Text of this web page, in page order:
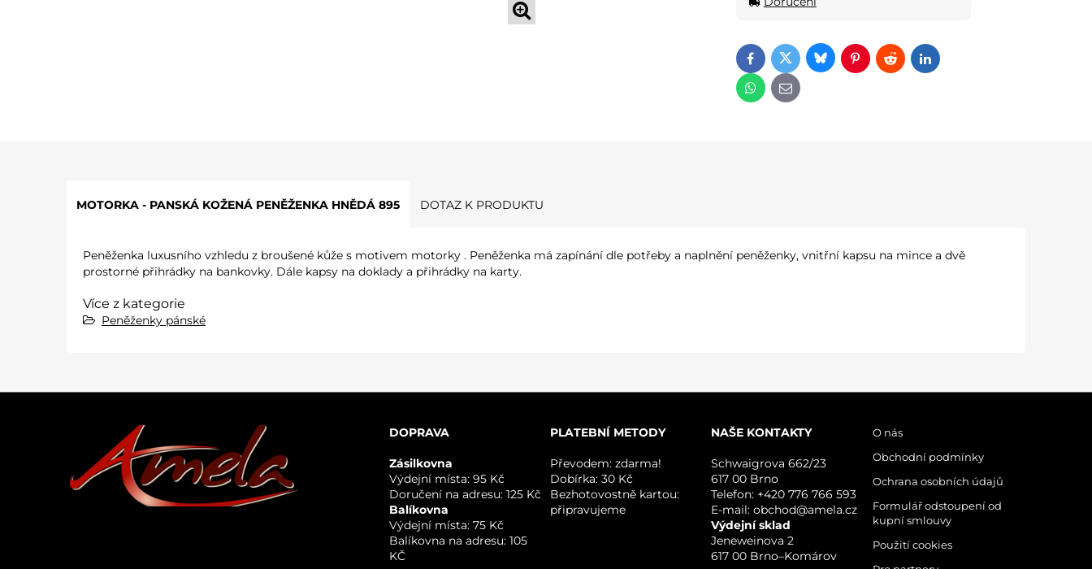
FacebookTwitterBlueskyPinterestRedditLinkedIn
WhatsApp
E-mail
MOTORKA - PANSKÁ KOŽENÁ PENĚŽENKA HNĚDÁ 895 DOTAZ K PRODUKTU
Peněženka luxusního vzhledu z broušené kůže s motivem motorky . Peněženka má zapínání dle potřeby a naplnění peněženky, vnitřní kapsu na mince a dvě
prostorné přihrádky na bankovky. Dále kapsy na doklady a přihrádky na karty.
Více z kategorie
Peněženky pánské
DOPRAVA
Zásilkovna
Výdejní místa: 95 Kč
Doručení na adresu: 125 Kč
Balíkovna
Výdejní místa: 75 Kč
Balíkovna na adresu: 105
KČ
PLATEBNÍ METODY
Převodem: zdarma!
Dobírka: 30 Kč
Bezhotovostně kartou:
připravujeme
NAŠE KONTAKTY
Schwaigrova 662/23
617 00 Brno
Telefon: +420 776 766 593
E-mail: obchod@amela.cz
Výdejní sklad
Jeneweinova 2
617 00 Brno–Komárov
O nás
Obchodní podmínky
Ochrana osobních údajů
Formulář odstoupení od
kupní smlouvy
Použití cookies